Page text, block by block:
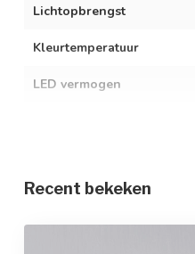
Lichtopbrengst
Kleurtemperatuur
LED vermogen
Stralingshoek
Opwarmtijd
Recent bekeken